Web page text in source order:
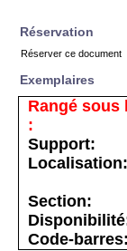
Réservation
Réserver ce document
Exemplaires